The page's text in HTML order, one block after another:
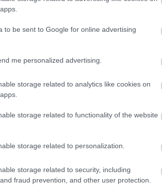
to be sent to Google for online advertising
me personalized advertising.
storage related to analytics like cookies on
storage related to functionality of the website
storage related to personalization.
storage related to security, including
fraud prevention, and other user protection.
& resultater» på